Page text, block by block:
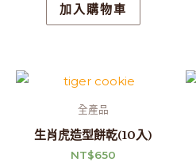
加入購物車
全產品
生肖虎造型餅乾(10入)
NT$650